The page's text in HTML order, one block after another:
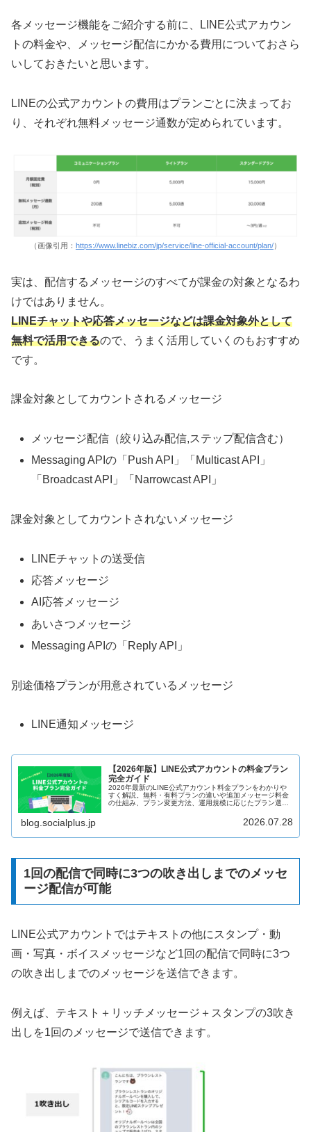
各メッセージ機能をご紹介する前に、LINE公式アカウン
トの料金や、メッセージ配信にかかる費用についておさら
いしておきたいと思います。
LINEの公式アカウントの費用はプランごとに決まってお
り、それぞれ無料メッセージ通数が定められています。
（画像引用： https://www.linebiz.com/jp/service/line-official-account/plan/）
実は、配信するメッセージのすべてが課金の対象となるわ
けではありません。
LINEチャットや応答メッセージなどは課金対象外として
無料で活用できるので、うまく活用していくのもおすすめ
です。
課金対象としてカウントされるメッセージ
メッセージ配信（絞り込み配信,ステップ配信含む）
Messaging APIの「Push API」「Multicast API」
「Broadcast API」「Narrowcast API」
課金対象としてカウントされないメッセージ
LINEチャットの送受信
応答メッセージ
AI応答メッセージ
あいさつメッセージ
Messaging APIの「Reply API」
別途価格プランが用意されているメッセージ
LINE通知メッセージ
【2026年版】LINE公式アカウントの料金プラン
完全ガイド
2026年最新のLINE公式アカウント料金プランをわかりや
すく解説。無料・有料プランの違いや追加メッセージ料金
の仕組み、プラン変更方法、運用規模に応じたプラン選び
適用されるLINE公式アカウント追加メッセージ料金改定の
blog.socialplus.jp 2026.07.28
1回の配信で同時に3つの吹き出しまでのメッセ
ージ配信が可能
LINE公式アカウントではテキストの他にスタンプ・動
画・写真・ボイスメッセージなど1回の配信で同時に3つ
の吹き出しまでのメッセージを送信できます。
例えば、テキスト＋リッチメッセージ＋スタンプの3吹き
出しを1回のメッセージで送信できます。